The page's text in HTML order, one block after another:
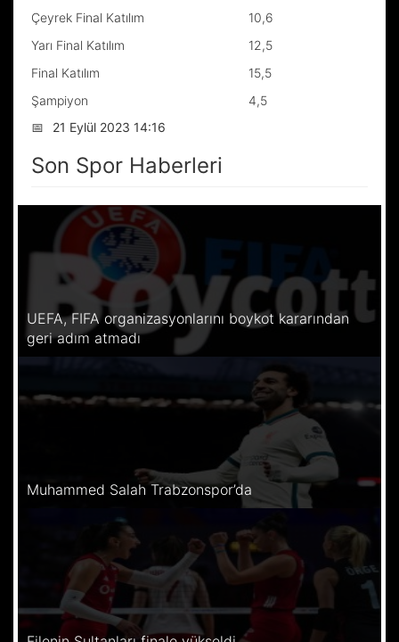
Çeyrek Final Katılım
10,6
Yarı Final Katılım
12,5
Final Katılım
15,5
Şampiyon
4,5
📅
21 Eylül 2023 14:16
Son Spor Haberleri
UEFA, FIFA organizasyonlarını boykot kararından
geri adım atmadı
Muhammed Salah Trabzonspor’da